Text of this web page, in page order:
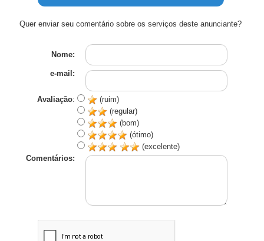
Quer enviar seu comentário sobre os serviços deste anunciante?
Nome:
e-mail:
Avaliação:
(ruim)
(regular)
(bom)
(ótimo)
(excelente)
Comentários: